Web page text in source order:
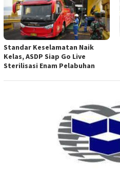
Standar Keselamatan Naik
Kelas, ASDP Siap Go Live
Sterilisasi Enam Pelabuhan